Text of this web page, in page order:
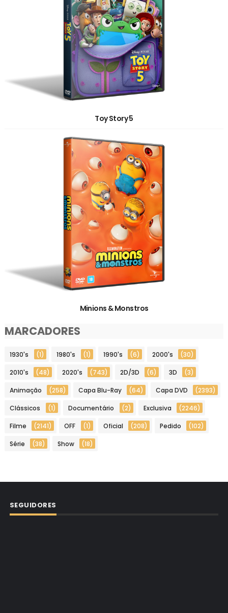
Toy Story 5
Minions & Monstros
MARCADORES
1930's (1) 1980's (1) 1990's (6) 2000's (30)
2010's (48) 2020's (743) 2D/3D (6) 3D (3)
Animação (258) Capa Blu-Ray (64) Capa DVD (2393)
Clássicos (1) Documentário (2) Exclusiva (2246)
Filme (2141) OFF (1) Oficial (208) Pedido (102)
Série (38) Show (18)
SEGUIDORES